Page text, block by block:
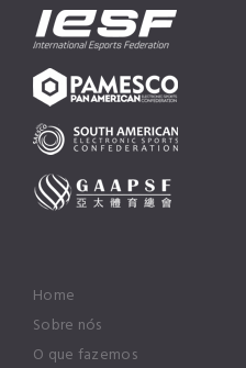
Home
Sobre nós
O que fazemos